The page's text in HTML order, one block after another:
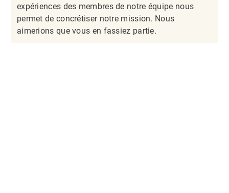
expériences des membres de notre équipe nous
permet de concrétiser notre mission. Nous
aimerions que vous en fassiez partie.​​​​​​​